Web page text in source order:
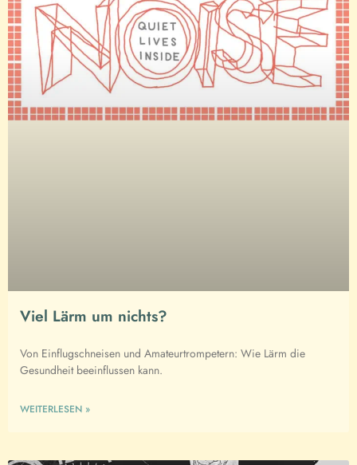
Viel Lärm um nichts?
Von Einflugschneisen und Amateurtrompetern: Wie Lärm die
Gesundheit beeinflussen kann.
WEITERLESEN »